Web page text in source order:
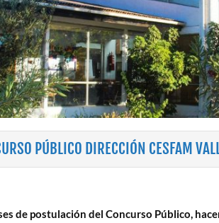
PÚBLICO DIRECCIÓN CESFAM
de postulación del Concurso Público,